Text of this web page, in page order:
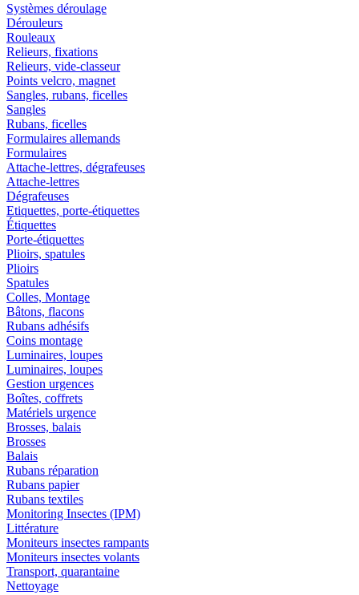
Systèmes déroulage
Dérouleurs
Rouleaux
Relieurs, fixations
Relieurs, vide-classeur
Points velcro, magnet
Sangles, rubans, ficelles
Sangles
Rubans, ficelles
Formulaires allemands
Formulaires
Attache-lettres, dégrafeuses
Attache-lettres
Dégrafeuses
Etiquettes, porte-étiquettes
Étiquettes
Porte-étiquettes
Plioirs, spatules
Plioirs
Spatules
Colles, Montage
Bâtons, flacons
Rubans adhésifs
Coins montage
Luminaires, loupes
Luminaires, loupes
Gestion urgences
Boîtes, coffrets
Matériels urgence
Brosses, balais
Brosses
Balais
Rubans réparation
Rubans papier
Rubans textiles
Monitoring Insectes (IPM)
Littérature
Moniteurs insectes rampants
Moniteurs insectes volants
Transport, quarantaine
Nettoyage